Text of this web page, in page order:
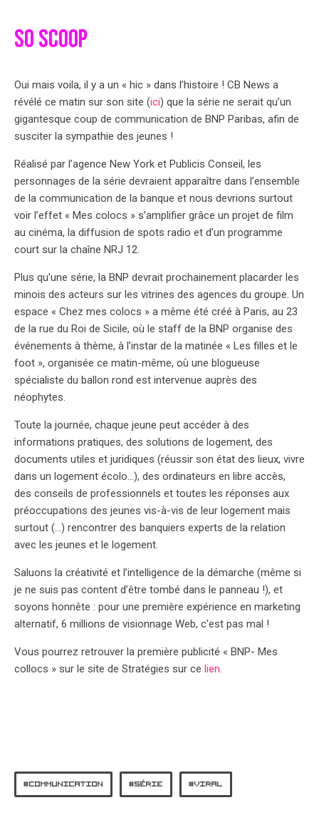
SO SCOOP
Oui mais voila, il y a un « hic » dans l’histoire ! CB News a
révélé ce matin sur son site (ici) que la série ne serait qu’un
gigantesque coup de communication de BNP Paribas, afin de
susciter la sympathie des jeunes !
Réalisé par l’agence New York et Publicis Conseil, les
personnages de la série devraient apparaître dans l’ensemble
de la communication de la banque et nous devrions surtout
voir l’effet « Mes colocs » s’amplifier grâce un projet de film
au cinéma, la diffusion de spots radio et d’un programme
court sur la chaîne NRJ 12.
Plus qu’une série, la BNP devrait prochainement placarder les
minois des acteurs sur les vitrines des agences du groupe. Un
espace « Chez mes colocs » a même été créé à Paris, au 23
de la rue du Roi de Sicile, où le staff de la BNP organise des
événements à thème, à l’instar de la matinée « Les filles et le
foot », organisée ce matin-même, où une blogueuse
spécialiste du ballon rond est intervenue auprès des
néophytes.
Toute la journée, chaque jeune peut accéder à des
informations pratiques, des solutions de logement, des
documents utiles et juridiques (réussir son état des lieux, vivre
dans un logement écolo…), des ordinateurs en libre accès,
des conseils de professionnels et toutes les réponses aux
préoccupations des jeunes vis-à-vis de leur logement mais
surtout (…) rencontrer des banquiers experts de la relation
avec les jeunes et le logement.
Saluons la créativité et l’intelligence de la démarche (même si
je ne suis pas content d’être tombé dans le panneau !), et
soyons honnête : pour une première expérience en marketing
alternatif, 6 millions de visionnage Web, c’est pas mal !
Vous pourrez retrouver la première publicité « BNP- Mes
collocs » sur le site de Stratégies sur ce lien.
COMMUNICATION SÉRIE VIRAL